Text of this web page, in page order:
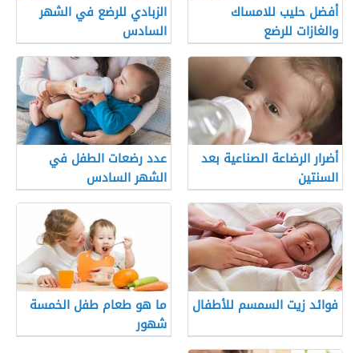
أفضل حليب للامساك
والغازات للرضع
الزبادي للرضع في الشهر
السادس
أضرار الرضاعة الصناعية بعد
السنتين
عدد رضعات الطفل في
الشهر السادس
فوائد زيت السمسم للأطفال
ما هو طعام طفل الخمسة
شهور